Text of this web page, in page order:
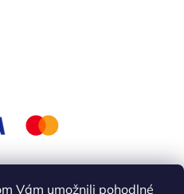
Vám umožnili pohodlné